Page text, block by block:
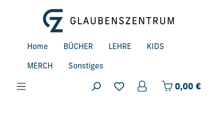
Zum Hauptinhalt springen
Home BÜCHER LEHRE KIDS
MERCH Sonstiges
0,00 €